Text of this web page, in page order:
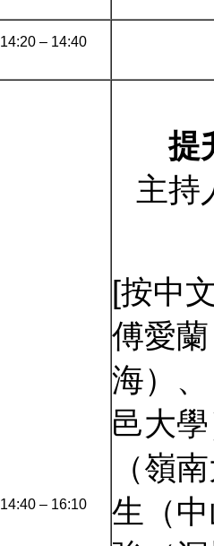
14:20 – 14:40
14:40 – 16:10
提
主持
[按中
傅愛
海）
邑大
（嶺
生（